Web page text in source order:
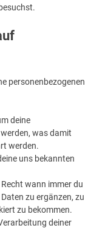
personenbezogenen
deine
was damit
werden.
uns bekannten
wann immer du
zu ergänzen, zu
zu bekommen.
deiner